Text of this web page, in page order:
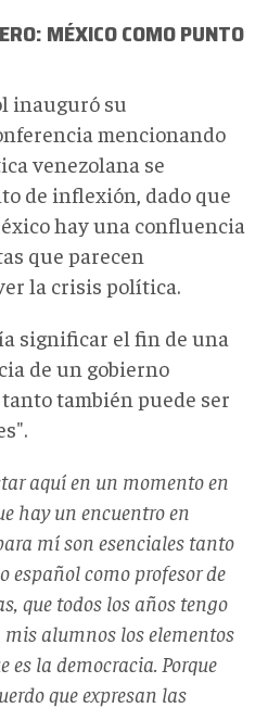
MÉXICO COMO PUNTO
inauguró su
mencionando
venezolana se
de inflexión, dado que
hay una confluencia
que parecen
la crisis política.
significar el fin de una
de un gobierno
también puede ser
aquí en un momento en
hay un encuentro en
mí son esenciales tanto
español como profesor de
que todos los años tengo
alumnos los elementos
es la democracia. Porque
que expresan las